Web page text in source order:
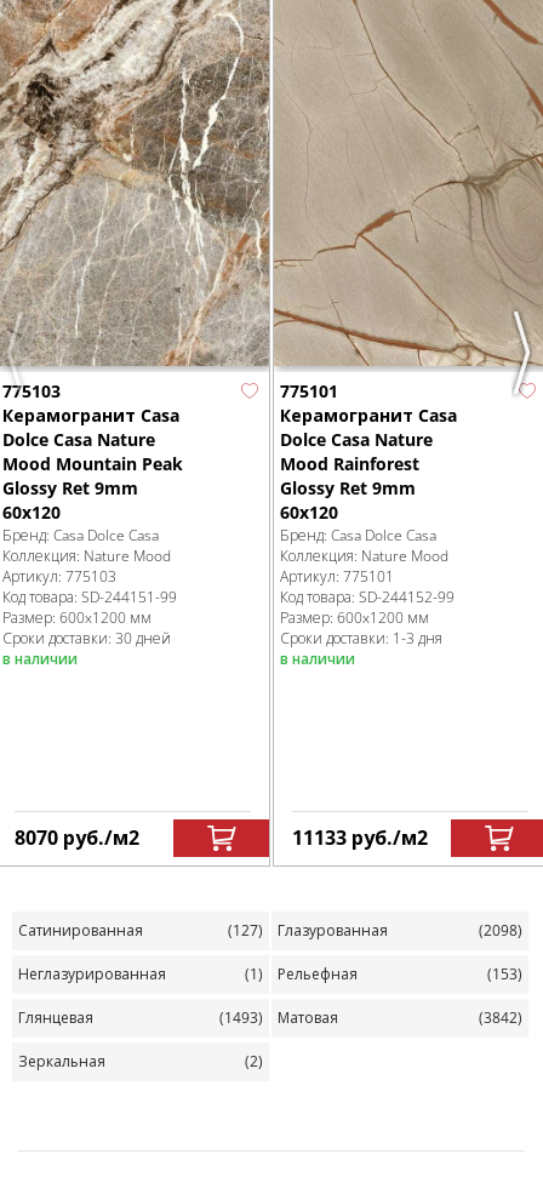
Previous
775103
Керамогранит Casa
Dolce Casa Nature
Mood Mountain Peak
Glossy Ret 9mm
60x120
Бренд: Casa Dolce Casa
Коллекция: Nature Mood
Артикул: 775103
Код товара: SD-244151-99
Размер: 600x1200 мм
Сроки доставки: 30 дней
в наличии
8070 руб./м2
775101
Керамогранит Casa
Dolce Casa Nature
Mood Rainforest
Glossy Ret 9mm
60x120
Бренд: Casa Dolce Casa
Коллекция: Nature Mood
Артикул: 775101
Код товара: SD-244152-99
Размер: 600x1200 мм
Сроки доставки: 1-3 дня
в наличии
11133 руб./м2
Сатинированная (127) Глазурованная (2098)
Неглазурированная (1) Рельефная (153)
Глянцевая (1493) Матовая (3842)
Зеркальная (2)